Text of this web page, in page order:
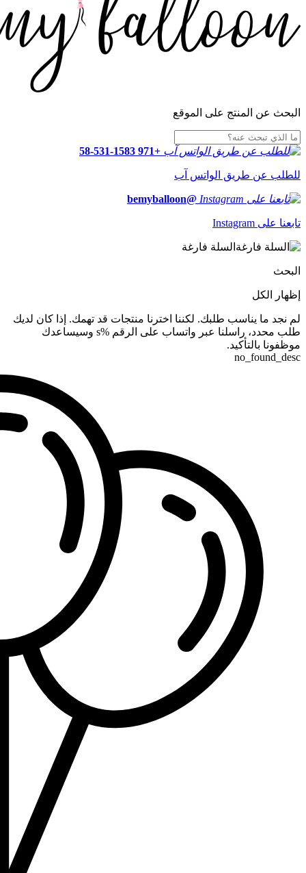
البحث عن المنتج على الموقع
+971 58-531-1583
للطلب عن طريق الواتس آب
@bemyballoon
تابعنا على Instagram
السلة فارغة
البحث
إظهار الكل
لم نجد ما يناسب طلبك. لكننا اخترنا منتجات قد تهمك. إذا كان لديك
طلب محدد، راسلنا عبر واتساب على الرقم %s وسيساعدك
موظفونا بالتأكيد.
no_found_desc